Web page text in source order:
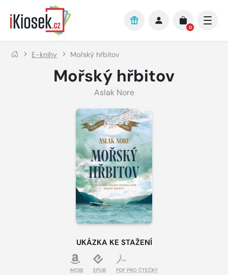
Přejít na hlavní obsah
0
E-knihy Mořský hřbitov
Mořský hřbitov
Aslak Nore
UKÁZKA KE STAŽENÍ
MOBI EPUB PDF PRO ČTEČKY